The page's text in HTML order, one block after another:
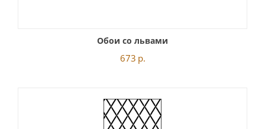
Обои со львами
673 р.